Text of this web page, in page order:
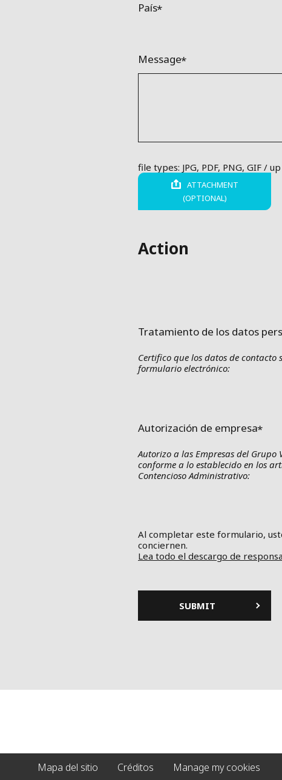
País
Message
ATTACHMENT
(OPTIONAL)
file types: JPG, PDF, PNG, GIF /
Action
Tratamiento de los datos
Certifico que los datos de contacto
formulario electrónico:
Autorización de empresa
Autorizo a las Empresas del
conforme a lo establecido en los
Contencioso Administrativo:
Al completar este formulario,
conciernen.
Lea todo el descargo de
Mapa del sitio Créditos Manage my cookies